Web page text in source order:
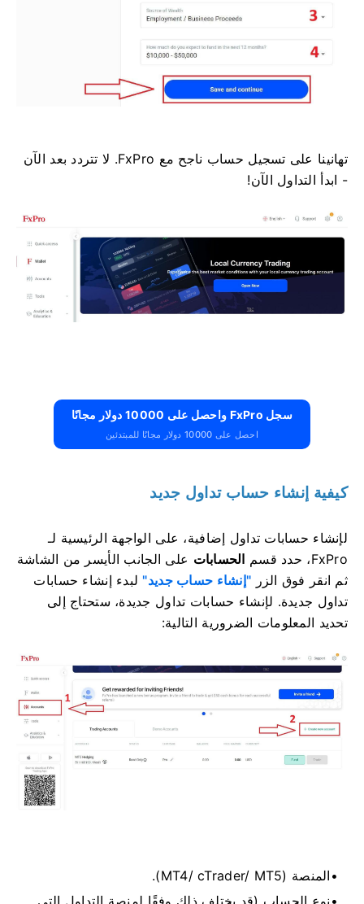
تهانينا على تسجيل حساب ناجح مع FxPro. لا تتردد بعد الآن
- ابدأ التداول الآن!
سجل FxPro واحصل على 10000 دولار مجانًا
احصل على 10000 دولار مجانًا للمبتدئين
كيفية إنشاء حساب تداول جديد
لإنشاء حسابات تداول إضافية، على الواجهة الرئيسية لـ
FxPro، حدد قسم
الحسابات على الجانب الأيسر من الشاشة
ثم انقر فوق الزر "إنشاء حساب جديد" لبدء إنشاء حسابات
تداول جديدة. لإنشاء حسابات تداول جديدة، ستحتاج إلى
تحديد المعلومات الضرورية التالية:
المنصة (MT4/ cTrader/ MT5).